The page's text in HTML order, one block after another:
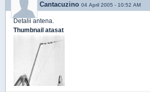
Cantacuzino 04 April 2005 - 10:52 AM
Detalii antena.
Thumbnail atasat